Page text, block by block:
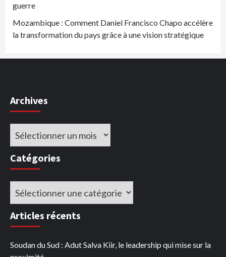
guerre
Mozambique : Comment Daniel Francisco Chapo accélère
la transformation du pays grâce à une vision stratégique
Archives
Archives
Catégories
Catégories
Articles récents
Soudan du Sud : Adut Salva Kiir, le leadership qui mise sur la